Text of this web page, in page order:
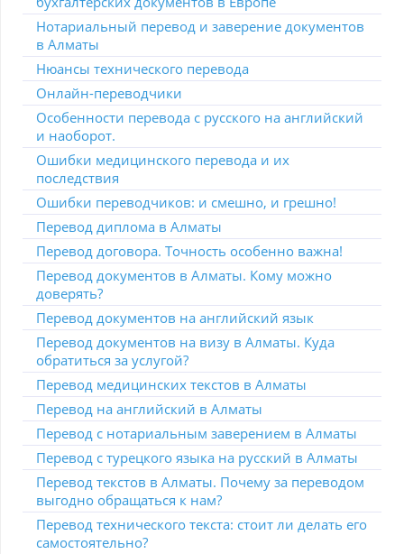
Нотариальный перевод и заверение документов
в Алматы
Нюансы технического перевода
Онлайн-переводчики
Особенности перевода с русского на английский
и наоборот.
Ошибки медицинского перевода и их
последствия
Ошибки переводчиков: и смешно, и грешно!
Перевод диплома в Алматы
Перевод договора. Точность особенно важна!
Перевод документов в Алматы. Кому можно
доверять?
Перевод документов на английский язык
Перевод документов на визу в Алматы. Куда
обратиться за услугой?
Перевод медицинских текстов в Алматы
Перевод на английский в Алматы
Перевод с нотариальным заверением в Алматы
Перевод с турецкого языка на русский в Алматы
Перевод текстов в Алматы. Почему за переводом
выгодно обращаться к нам?
Перевод технического текста: стоит ли делать его
самостоятельно?